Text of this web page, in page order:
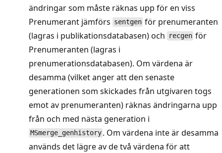
ändringar som måste räknas upp för en viss
Prenumerant jämförs sentgen för prenumeranten
(lagras i publikationsdatabasen) och
recgen för
Prenumeranten (lagras i
prenumerationsdatabasen). Om värdena är
desamma (vilket anger att den senaste
generationen som skickades från utgivaren togs
emot av prenumeranten) räknas ändringarna upp
från och med nästa generation i
MSmerge_genhistory . Om värdena inte är desamma
används det lägre av de två värdena för att